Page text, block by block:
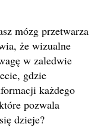
mózg przetwarza
że wizualne
w zaledwie
gdzie
każdego
pozwala
dzieje?